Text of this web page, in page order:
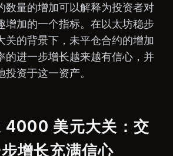
数量的增加可以解释为投资者对
增加的一个指标。在以太坊稳步
关的背景下，未平仓合约的增加
的进一步增长越来越有信心，并
资于这一资产。
4000 美元大关：交
增长充满信心